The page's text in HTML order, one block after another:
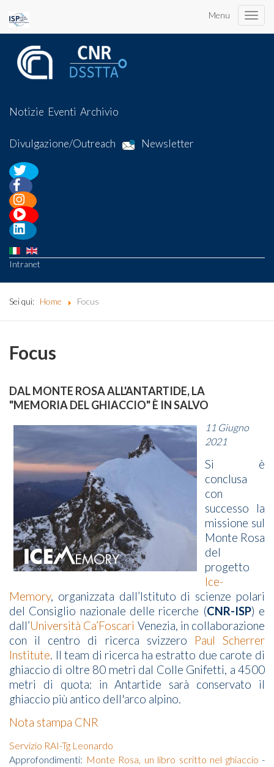
Menu
Toggle
Notizie Eventi Archivio
Divulgazione/Outreach Newsletter
Intranet
Sei qui: Home Focus
Focus
DAL MONTE ROSA ALL'ANTARTIDE, LA
"MEMORIA DEL GHIACCIO" È IN SALVO
11 Giugno
2021
Si è
conclusa
con
successo la
missione sul
Monte Rosa
del
progetto
Ice-
Memory, organizzata dall’Istituto di scienze polari
del Consiglio nazionale delle ricerche (CNR-ISP) e
dall’Università Ca’Foscari Venezia, in collaborazione
con il centro di ricerca svizzero Paul Scherrer
Institute. Il team di ricerca ha estratto due carote di
ghiaccio di oltre 80 metri dal Colle Gnifetti, a 4500
metri di quota: in Antartide sarà conservato il
ghiaccio più antico dell'arco alpino.
Nota stampa CNR
Servizio RAI-Tg Leonardo
Approfondimenti: Monte Rosa, un libro scritto nel ghiaccio -